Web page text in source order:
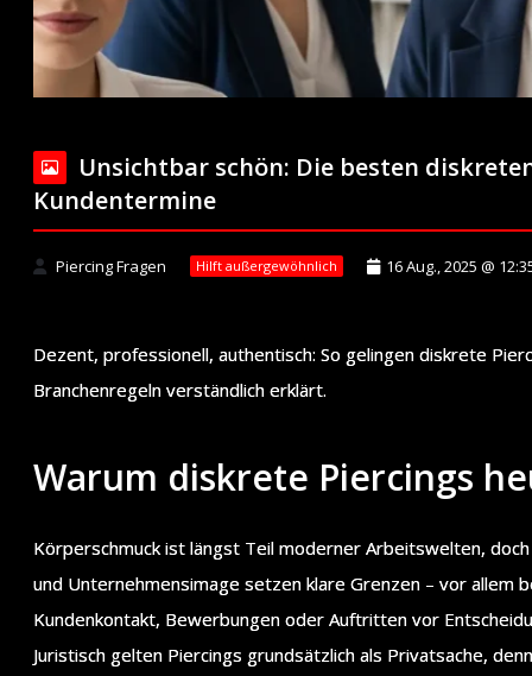
Unsichtbar schön: Die besten
Kundentermine
Piercing Fragen Hilft außergewöhnlich 16 Aug., 2025 @
Dezent, professionell, authentisch: So gelingen diskrete
Branchenregeln verständlich erklärt.
Warum diskrete Piercings
Körperschmuck ist längst Teil moderner Arbeitswelten,
und Unternehmensimage setzen klare Grenzen – vor allem
Kundenkontakt, Bewerbungen oder Auftritten vor
Juristisch gelten Piercings grundsätzlich als Privatsache,